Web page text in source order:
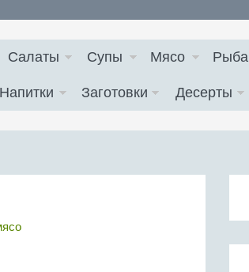
Салаты Супы Мясо Рыба
Напитки Заготовки Десерты